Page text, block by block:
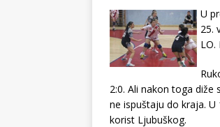
U
25.
LO.
2:0. Ali nakon toga
ne ispuštaju do kraja.
korist Ljubuškog.